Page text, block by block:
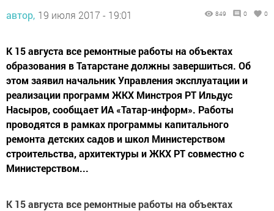
автор, 19 июля 2017 - 19:01 849 0 0
К 15 августа все ремонтные работы на объектах
образования в Татарстане должны завершиться. Об
этом заявил начальник Управления эксплуатации и
реализации программ ЖКХ Минстроя РТ Ильдус
Насыров, сообщает ИА «Татар-информ». Работы
проводятся в рамках программы капитального
ремонта детских садов и школ Министерством
строительства, архитектуры и ЖКХ РТ совместно с
Министерством...
К 15 августа все ремонтные работы на объектах